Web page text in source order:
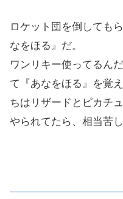
ロケット団を倒しても
なをほる』だ。
ワンリキー使ってるん
て『あなをほる』を覚
ちはリザードとピカチ
やられてたら、相当苦し